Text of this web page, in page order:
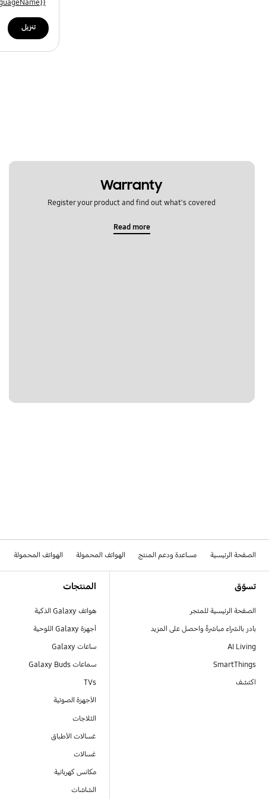
{{file.languageName}}
تنزيل
Warranty
Register your product and find out what's covered
Read more
الصفحة الرئيسية مساعدة ودعم المنتج الهواتف المحمولة الهواتف المحمولة
تسوّق
الصفحة الرئيسية للمتجر
بادر بالشراء مباشرةً واحصل على المزيد
AI Living
SmartThings
اكتشف
المنتجات
هواتف Galaxy الذكية
أجهزة Galaxy اللوحية
ساعات Galaxy
سماعات Galaxy Buds
TVs
الأجهزة الصوتية
الثلاجات
غسالات الأطباق
غسالات
مكانس كهربائية
الشاشات